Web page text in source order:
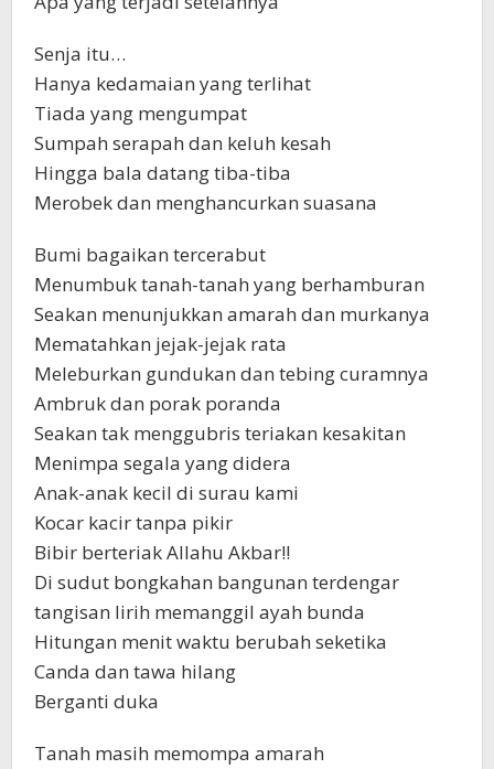
Senja itu…
Hanya kedamaian yang terlihat
Tiada yang mengumpat
Sumpah serapah dan keluh kesah
Hingga bala datang tiba-tiba
Merobek dan menghancurkan suasana
Bumi bagaikan tercerabut
Menumbuk tanah-tanah yang berhamburan
Seakan menunjukkan amarah dan murkanya
Mematahkan jejak-jejak rata
Meleburkan gundukan dan tebing curamnya
Ambruk dan porak poranda
Seakan tak menggubris teriakan kesakitan
Menimpa segala yang didera
Anak-anak kecil di surau kami
Kocar kacir tanpa pikir
Bibir berteriak Allahu Akbar!!
Di sudut bongkahan bangunan terdengar
tangisan lirih memanggil ayah bunda
Hitungan menit waktu berubah seketika
Canda dan tawa hilang
Berganti duka
Tanah masih memompa amarah